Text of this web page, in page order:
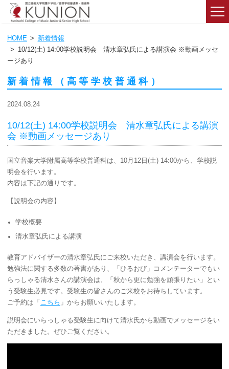
HOME
新着情報
10/12(土) 14:00学校説明会 清水章弘氏による講演会 ※動画メッセ
ージあり
新着情報（高等学校普通科）
2024.08.24
10/12(土) 14:00学校説明会 清水章弘氏による講演
会 ※動画メッセージあり
国立音楽大学附属高等学校普通科は、10月12日(土) 14:00から、学校説
明会を行います。
内容は下記の通りです。
【説明会の内容】
学校概要
清水章弘氏による講演
教育アドバイザーの清水章弘氏にご来校いただき、講演会を行います。
勉強法に関する多数の著書があり、「ひるおび」コメンテーターでもい
らっしゃる清水さんの講演会は、「秋から更に勉強を頑張りたい」とい
う受験生必見です。受験生の皆さんのご来校をお待ちしています。
ご予約は「 こちら 」からお願いいたします。
説明会にいらっしゃる受験生に向けて清水氏から動画でメッセージをい
ただきました。ぜひご覧ください。